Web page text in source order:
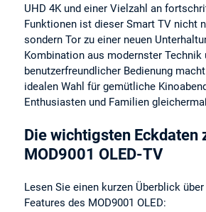
UHD 4K und einer Vielzahl an
Funktionen ist dieser Smart TV nicht
sondern Tor zu einer neuen
Kombination aus modernster Technik
benutzerfreundlicher Bedienung
idealen Wahl für gemütliche
Enthusiasten und Familien
Die wichtigsten Eckdaten
MOD9001 OLED-TV
Lesen Sie einen kurzen Überblick
Features des MOD9001 OLED: